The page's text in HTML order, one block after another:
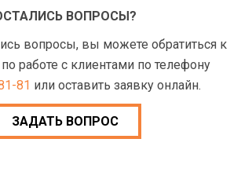
ВОПРОСЫ?
вопросы, вы можете обратиться к
работе с клиентами по телефону
81 или оставить заявку онлайн.
ЗАДАТЬ ВОПРОС